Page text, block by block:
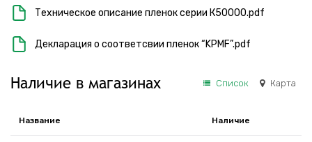
Техническое описание пленок серии К50000.pdf
Декларация о соответсвии пленок “KPMF”.pdf
Наличие в магазинах Список Карта
Название Наличие